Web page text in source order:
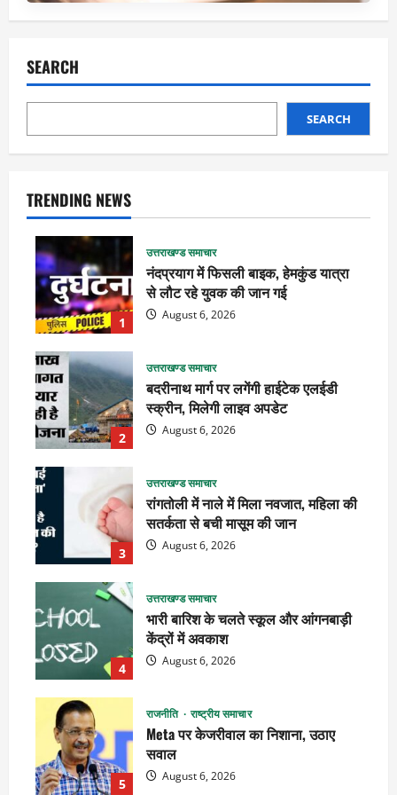
SEARCH
SEARCH
TRENDING NEWS
1
उत्तराखण्ड समाचार
नंदप्रयाग में फिसली बाइक, हेमकुंड यात्रा
से लौट रहे युवक की जान गई
August 6, 2026
2
उत्तराखण्ड समाचार
बदरीनाथ मार्ग पर लगेंगी हाईटेक एलईडी
स्क्रीन, मिलेगी लाइव अपडेट
August 6, 2026
3
उत्तराखण्ड समाचार
रांगतोली में नाले में मिला नवजात, महिला की
सतर्कता से बची मासूम की जान
August 6, 2026
4
उत्तराखण्ड समाचार
भारी बारिश के चलते स्कूल और आंगनबाड़ी
केंद्रों में अवकाश
August 6, 2026
5
राजनीति राष्ट्रीय समाचार
Meta पर केजरीवाल का निशाना, उठाए
सवाल
August 6, 2026